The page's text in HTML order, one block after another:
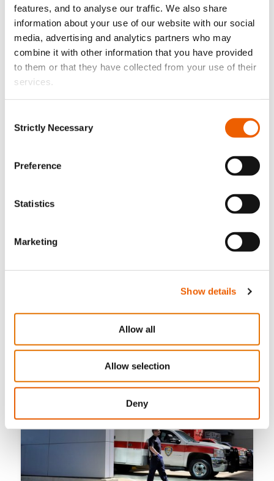
features, and to analyse our traffic. We also share
information about your use of our website with our social
media, advertising and analytics partners who may
combine it with other information that you have provided
to them or that they have collected from your use of their
services.
Selection
Strictly Necessary
Preference
Statistics
Marketing
Show details
Allow all
Allow selection
Deny
ΟΔΉΓΗΣΗ ΣΤΗΝ ΚΎΠΡΟ: ΝΌΜΟΙ &